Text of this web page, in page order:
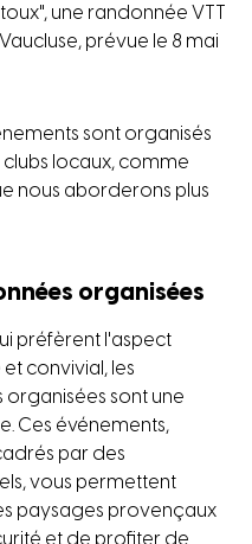
une randonnée VTT
prévue le 8 mai
sont organisés
locaux, comme
nous aborderons plus
organisées
préfèrent l'aspect
convivial, les
sont une
Ces événements,
par des
vous permettent
paysages provençaux
et de profiter de